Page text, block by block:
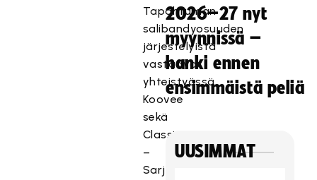
Tapahtuman
salibandyosuuden
järjestelyistä
vastaavat
yhteistyössä
Koovee
sekä
Classic.
–
Sarjajako
2026–27 nyt
myynnissä –
hanki ennen
ensimmäistä peliä
UUSIMMAT